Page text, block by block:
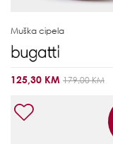
Muška cipela
125,30 KM 179,00 KM